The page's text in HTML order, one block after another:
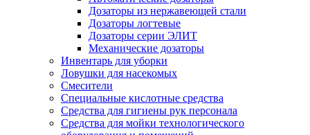
Дозаторы из нержавеющей стали
Дозаторы логтевые
Дозаторы серии ЭЛИТ
Механические дозаторы
Инвентарь для уборки
Ловушки для насекомых
Смесители
Специальные кислотные средства
Средства для гигиены рук персонала
Средства для мойки технологического